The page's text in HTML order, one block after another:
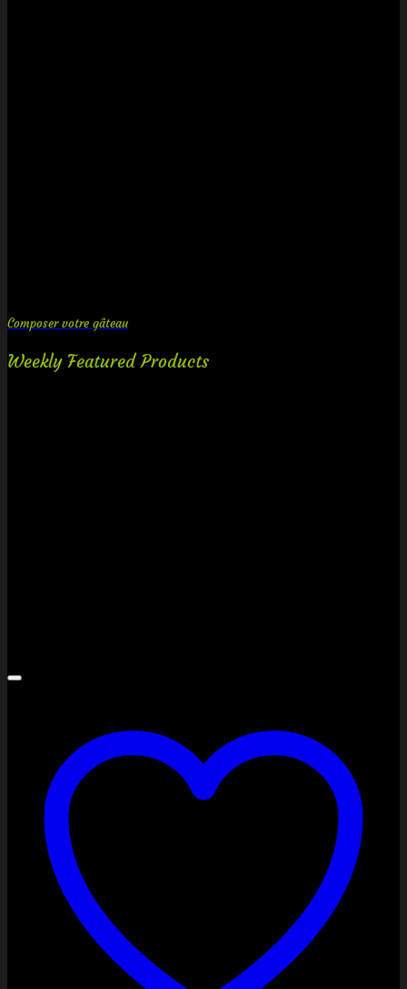
Composer votre gâteau
Weekly Featured Products